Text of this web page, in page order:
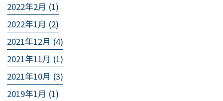
2022年2月 (1)
2022年1月 (2)
2021年12月 (4)
2021年11月 (1)
2021年10月 (3)
2019年1月 (1)